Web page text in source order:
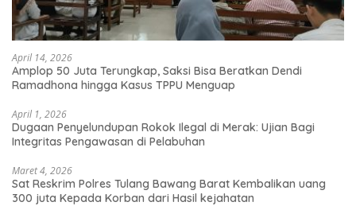
April 14, 2026
Amplop 50 Juta Terungkap, Saksi Bisa Beratkan Dendi
Ramadhona hingga Kasus TPPU Menguap
April 1, 2026
Dugaan Penyelundupan Rokok Ilegal di Merak: Ujian Bagi
Integritas Pengawasan di Pelabuhan
Maret 4, 2026
Sat Reskrim Polres Tulang Bawang Barat Kembalikan uang
300 juta Kepada Korban dari Hasil kejahatan